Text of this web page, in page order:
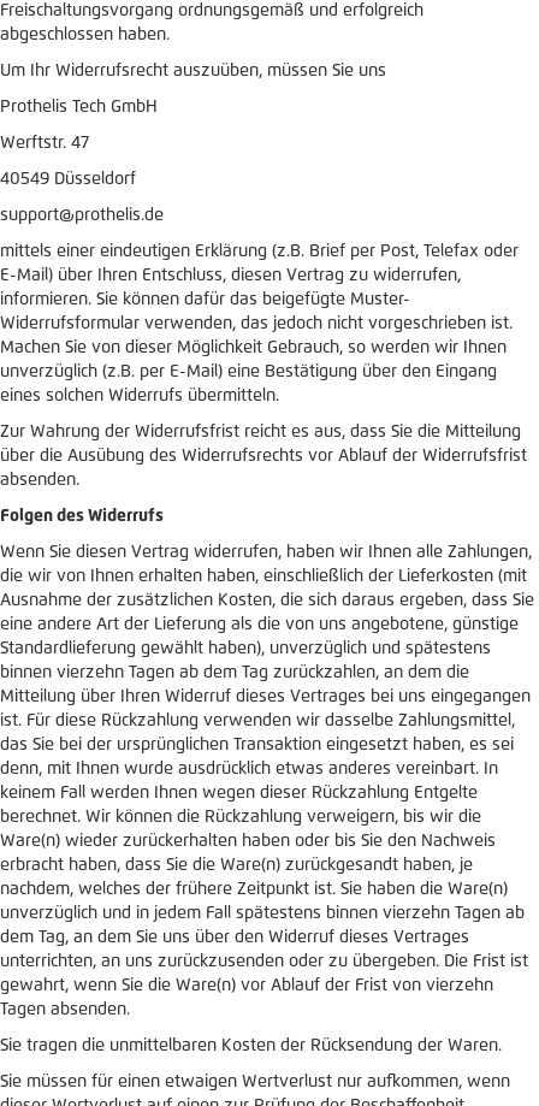
Freischaltungsvorgang ordnungsgemäß und erfolgreich
abgeschlossen haben.
Um Ihr Widerrufsrecht auszuüben, müssen Sie uns
Prothelis Tech GmbH
Werftstr. 47
40549 Düsseldorf
support@prothelis.de
mittels einer eindeutigen Erklärung (z.B. Brief per Post, Telefax oder
E-Mail) über Ihren Entschluss, diesen Vertrag zu widerrufen,
informieren. Sie können dafür das beigefügte Muster-
Widerrufsformular verwenden, das jedoch nicht vorgeschrieben ist.
Machen Sie von dieser Möglichkeit Gebrauch, so werden wir Ihnen
unverzüglich (z.B. per E-Mail) eine Bestätigung über den Eingang
eines solchen Widerrufs übermitteln.
Zur Wahrung der Widerrufsfrist reicht es aus, dass Sie die Mitteilung
über die Ausübung des Widerrufsrechts vor Ablauf der Widerrufsfrist
absenden.
Folgen des Widerrufs
Wenn Sie diesen Vertrag widerrufen, haben wir Ihnen alle Zahlungen,
die wir von Ihnen erhalten haben, einschließlich der Lieferkosten (mit
Ausnahme der zusätzlichen Kosten, die sich daraus ergeben, dass Sie
eine andere Art der Lieferung als die von uns angebotene, günstige
Standardlieferung gewählt haben), unverzüglich und spätestens
binnen vierzehn Tagen ab dem Tag zurückzahlen, an dem die
Mitteilung über Ihren Widerruf dieses Vertrages bei uns eingegangen
ist. Für diese Rückzahlung verwenden wir dasselbe Zahlungsmittel,
das Sie bei der ursprünglichen Transaktion eingesetzt haben, es sei
denn, mit Ihnen wurde ausdrücklich etwas anderes vereinbart. In
keinem Fall werden Ihnen wegen dieser Rückzahlung Entgelte
berechnet. Wir können die Rückzahlung verweigern, bis wir die
Ware(n) wieder zurückerhalten haben oder bis Sie den Nachweis
erbracht haben, dass Sie die Ware(n) zurückgesandt haben, je
nachdem, welches der frühere Zeitpunkt ist. Sie haben die Ware(n)
unverzüglich und in jedem Fall spätestens binnen vierzehn Tagen ab
dem Tag, an dem Sie uns über den Widerruf dieses Vertrages
unterrichten, an uns zurückzusenden oder zu übergeben. Die Frist ist
gewahrt, wenn Sie die Ware(n) vor Ablauf der Frist von vierzehn
Tagen absenden.
Sie tragen die unmittelbaren Kosten der Rücksendung der Waren.
Sie müssen für einen etwaigen Wertverlust nur aufkommen, wenn